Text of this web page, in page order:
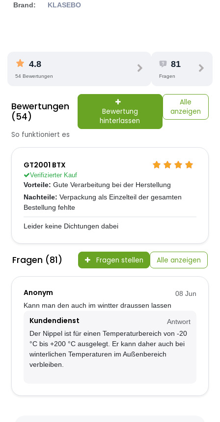
Brand:
KLASEBO
4.8
54 Bewertungen
81
Fragen
Bewertungen
(54)
Bewertung
hinterlassen
Alle
anzeigen
So funktioniert es
GT2001 BTX
Verifizierter Kauf
Vorteile: Gute Verarbeitung bei der Herstellung
Nachteile: Verpackung als Einzelteil der gesamten
Bestellung fehlte
Leider keine Dichtungen dabei
Fragen (81) Fragen stellen Alle anzeigen
Anonym
08 Jun
Kann man den auch im wintter draussen lassen
Kundendienst
Antwort
Der Nippel ist für einen Temperaturbereich von -20
°C bis +200 °C ausgelegt. Er kann daher auch bei
winterlichen Temperaturen im Außenbereich
verbleiben.